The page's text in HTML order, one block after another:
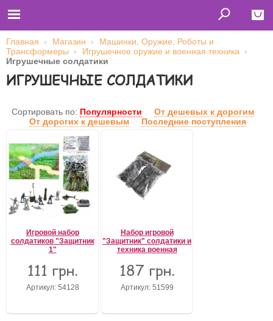
Главная
Футболки
Свитшоты
Лонгсливы
Бейсболки
Оплата и доставка
О нас
Сотрудничество
Имя пользователя (логин)
Запомнить меня
Регистрация
Главная Магазин
Машинки, Оружие, Роботы и
Трансформеры
Игрушечное оружие и военная техника
Игрушечные солдатики
ИГРУШЕЧНЫЕ СОЛДАТИКИ
Сортировать по: Популярности
От дешевых к дорогим
От дорогих к дешевым
Последние поступления
Игровой набор
солдатиков "Защитник
1"
111 грн.
Артикул: 54128
Набор игровой
"Защитник" солдатики и
техника военная
187 грн.
Артикул: 51599